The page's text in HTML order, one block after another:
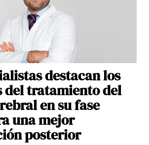
destacan los
del tratamiento del
en su fase
una mejor
posterior